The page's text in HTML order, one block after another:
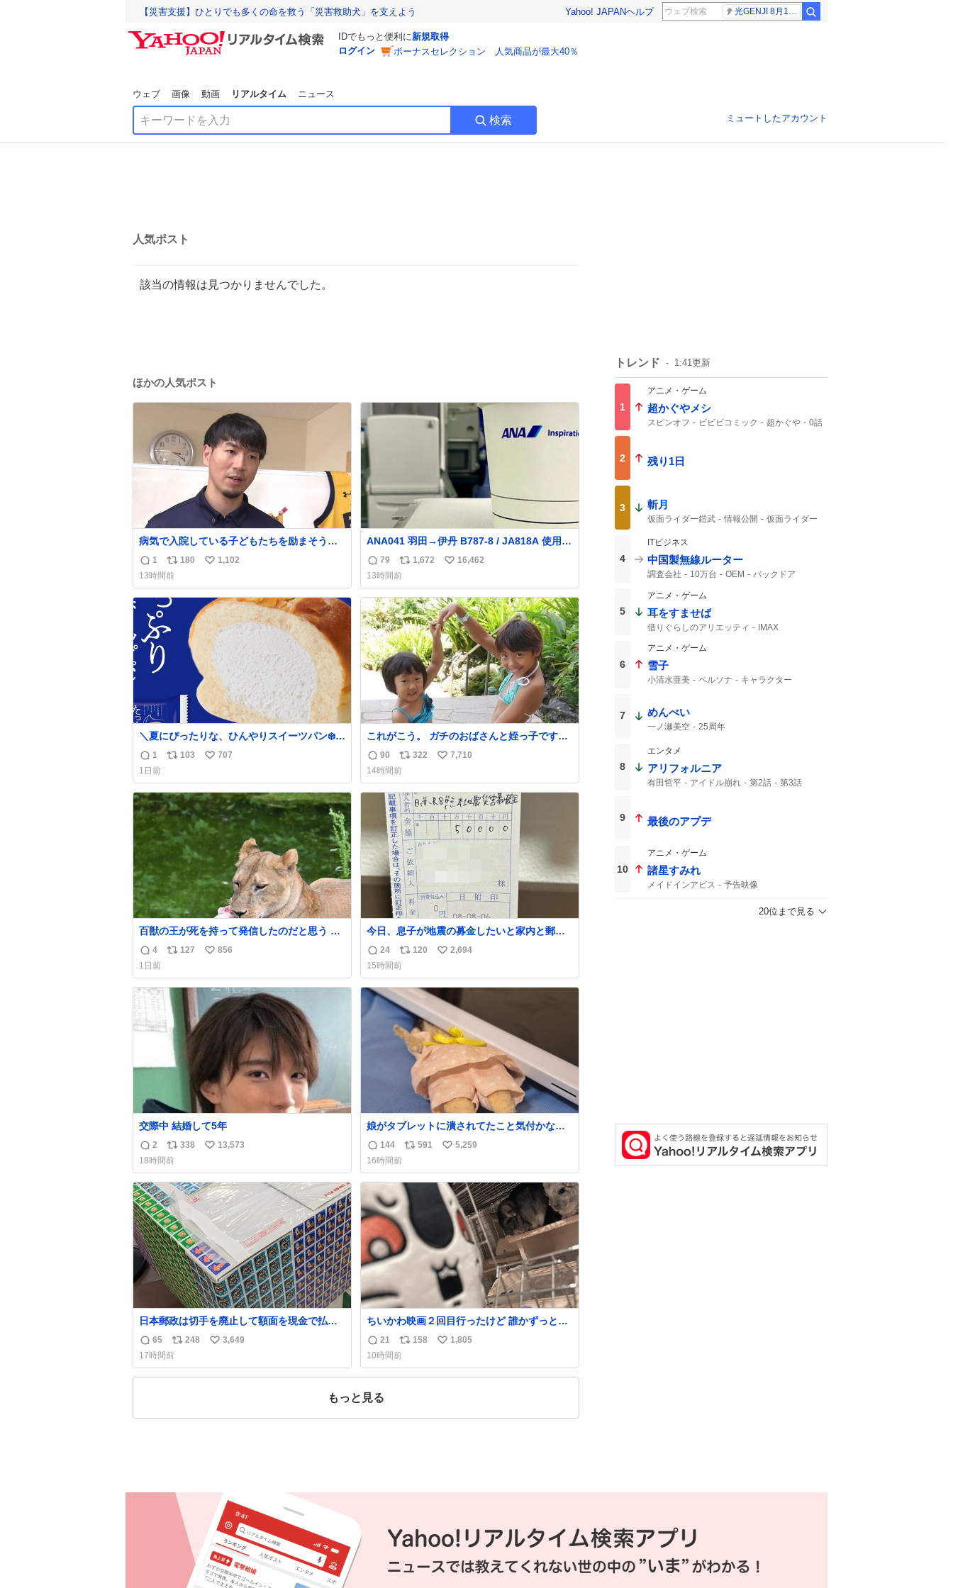
【災害支援】ひとりでも多くの命を救う「災害救助犬」を支えよう Yahoo! JAPANヘルプ 光GENJI 8月19日
IDでもっと便利に新規取得
ログイン
ボーナスセレクション 人気商品が最大40％
ウェブ 画像 動画 リアルタイム ニュース
検索 ミュートしたアカウント
人気ポスト
該当の情報は見つかりませんでした。
ほかの人気ポスト
病気で入院している子どもたちを励まそう
と、バスケットボール・宇都宮ブレックスに
所属する比江島慎選手が下野市の病院を訪問
して交流しました。
news.web.nhk/newsweb/na/nb-…
返
信
数
1
リ
ポ
ス
ト
数
180
い
ね
数
1,102
13時間前
ANA041 羽田→伊丹 B787-8 / JA818A 使用機
到着遅れにつき 「安全に支障ない範囲で1分1
秒でも遅延回復に努めております」と機長の
気合い十分！ が、フライトは順調に進みす
ぎ… 「飛ばしすぎたせいか現在奈良県上空で
の待機を命じられております」 でコンソメス
ープ吹き出しそうになりましたw
返
信
数
79
リ
ポ
ス
ト
数
1,672
い
ね
数
16,462
13時間前
＼夏にぴったりな、ひんやりスイーツパン❄️／
しっとり生地に牛乳入りホイップをたっぷり
注入した「たっぷり牛乳ホイップパン」✨ ひ
んやりとした口あたりで、暑い夏でもペロリ
と食べられる美味しさです☺️ お店のチルドコ
ーナーで探してくださいね！
返
信
数
1
リ
ス
ト
数
103
い
ね
707
1日前
これがこう。 ガチのおばさんと姪っ子です。
（身長抜かされててしぬ笑） #ヤツルギ12 #
家族でヒロイン
返
信
数
90
リ
ポ
ス
ト
数
322
い
ね
数
7,710
14時間前
百獣の王が死を持って発信したのだと思う 高
温多湿が尋常でない日本の夏 どうか早急に飼
育の環境を見直して 動物の命を護ってくださ
い…と 治療中のライオンが助かりますように
すべての動物の命が護られますように
2026.7.3📷多摩動物公園にて 残念ながら個体
の識別は出来ません
返
信
数
4
リ
ス
ト
数
127
い
ね
数
856
1日前
今日、息子が地震の募金したいと家内と郵便
局に行ったみたいです。おもちゃとか買う選
択肢もあったと思うけど、自分で貯めてた2万
円を役に立てて欲しい、みんなも元気になっ
て欲しいと。家内も一緒に募金したので、自
分も何かできたらなぁと思いました。
返
信
数
24
リ
ポ
ス
ト
数
120
い
ね
数
2,694
15時間前
交際中 結婚して5年
返
信
数
2
リ
ポ
ス
ト
数
338
い
ね
数
13,573
18時間前
娘がタブレットに潰されてたこと気付かなか
った。 旦那だけは娘の波長を感じ取れるから
声出せずともSOSが伝わったらしい。 急いで
旦那が救出して、泣きじゃくる娘に自分も謝
って抱きしめようとしたら、ビンタされてし
まった。3回ほど。 小さい手だけど、地味に
痛い。 その後、娘は旦那に泣きついてた。
返
信
数
144
リ
ス
ト
591
い
ね
数
5,259
16時間前
日本郵政は切手を廃止して額面を現金で払い
戻せ2026 #日本郵政 @JapanPostHD_PR
返
信
数
65
リ
ポ
ス
248
い
ね
3,649
17時間前
ちいかわ映画２回目行ったけど 誰かずっと喋
っててうるさかった 許せねえ
返
信
数
21
リ
ポ
ス
158
い
ね
1,805
10時間前
もっと見る
トレンド 1:41更新
1
アニメ・ゲーム
超かぐやメシ
スピンオフ ビビビコミック 超かぐや
0話
2 残り1日
3 斬月
仮面ライダー鎧武 情報公開
仮面ライダー
4
ITビジネス
中国製無線ルーター
調査会社 10万台 OEM
バックドア
5
アニメ・ゲーム
耳をすませば
借りぐらしのアリエッティ
IMAX
6
アニメ・ゲーム
雪子
小清水亜美 ペルソナ キャラクター
7 めんべい
一ノ瀬美空 25周年
8
エンタメ
アリフォルニア
有田哲平 アイドル崩れ 第2話 第3話
9 最後のアプデ
10
アニメ・ゲーム
諸星すみれ
メイドインアビス 予告映像
20位まで見る